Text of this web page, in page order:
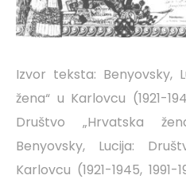
Izvor teksta: Benyovsky,
žena“ u Karlovcu (1921-
Društvo „Hrvatska
Benyovsky, Lucija:
Karlovcu (1921-1945,